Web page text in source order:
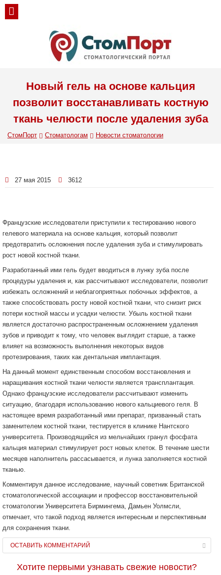
Новый гель на основе кальция
позволит восстанавливать костную
ткань челюсти после удаления зуба
СтомПорт Стоматологам Новости стоматологии
27 мая 2015 3612
Французские исследователи приступили к тестированию нового
гелевого материала на основе кальция, который позволит
предотвратить осложнения после удаления зуба и стимулировать
рост новой костной ткани.
Разработанный ими гель будет вводиться в лунку зуба после
процедуры удаления и, как рассчитывают исследователи, позволит
избежать осложнений и неблагоприятных побочных эффектов, а
также способствовать росту новой костной ткани, что снизит риск
потери костной массы и усадки челюсти. Убыль костной ткани
является достаточно распространенным осложнением удаления
зубов и приводит к тому, что человек выглядит старше, а также
влияет на возможность выполнения некоторых видов
протезирования, таких как дентальная имплантация.
На данный момент единственным способом восстановления и
наращивания костной ткани челюсти является трансплантация.
Однако французские исследователи рассчитывают изменить
ситуацию, благодаря использованию нового кальциевого геля. В
настоящее время разработанный ими препарат, призванный стать
заменителем костной ткани, тестируется в клинике Нантского
университета. Производящийся из мельчайших гранул фосфата
кальция материал стимулирует рост новых клеток. В течение шести
месяцев наполнитель рассасывается, и лунка заполняется костной
тканью.
Комментируя данное исследование, научный советник Британской
стоматологической ассоциации и профессор восстановительной
стоматологии Университета Бирмингема, Дамьен Уолмсли,
отмечает, что такой подход является интересным и перспективным
для сохранения ткани.
ОСТАВИТЬ КОММЕНТАРИЙ
Хотите первыми узнавать свежие новости?